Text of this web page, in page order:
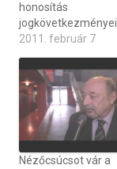
honosítás
jogkövetkezményei
2011. február 7
Nézőcsúcsot vár a